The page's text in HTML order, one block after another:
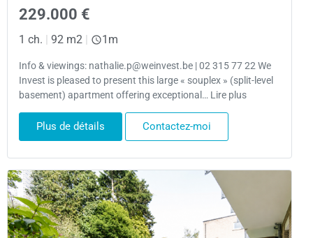
229.000 €
1 ch. 92 m2 1m
Info & viewings: nathalie.p@weinvest.be | 02 315 77 22 We
Invest is pleased to present this large « souplex » (split-level
basement) apartment offering exceptional… Lire plus
Plus de détails Contactez-moi